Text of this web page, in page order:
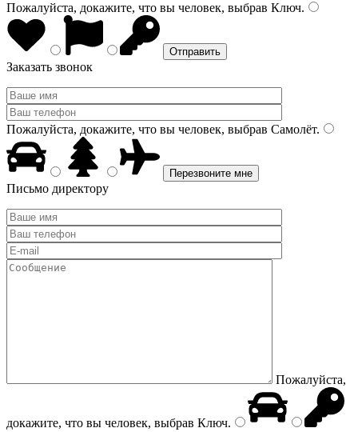
Пожалуйста, докажите, что вы человек, выбрав Ключ.
Заказать звонок
Пожалуйста, докажите, что вы человек, выбрав Самолёт.
Письмо директору
Пожалуйста,
докажите, что вы человек, выбрав Ключ.